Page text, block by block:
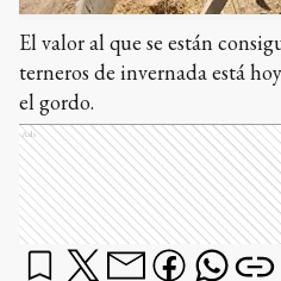
El valor al que se están
terneros de invernada está
el gordo.
Ads